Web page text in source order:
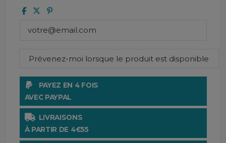
PAYEZ EN 4 FOIS
AVEC PAYPAL
LIVRAISONS
À PARTIR DE 4€55